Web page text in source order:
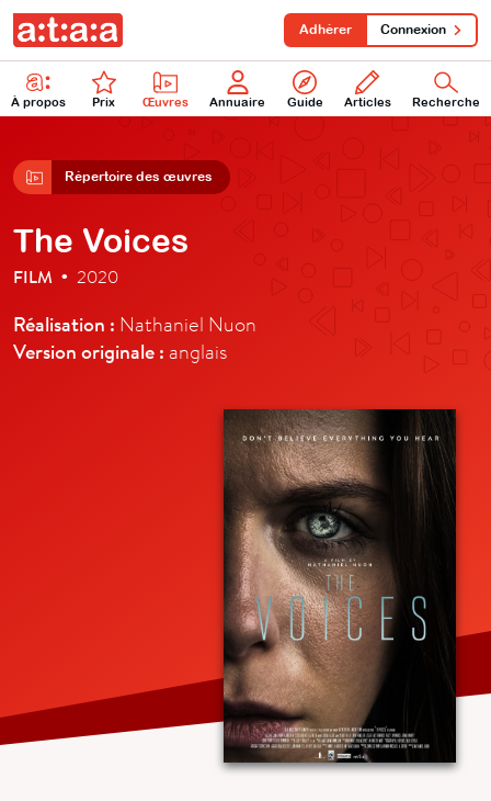
À propos Prix Œuvres Annuaire Guide Articles Recherche
Adhérer Connexion
Répertoire des œuvres
The Voices
FILM • 2020
Réalisation : Nathaniel Nuon
Version originale : anglais